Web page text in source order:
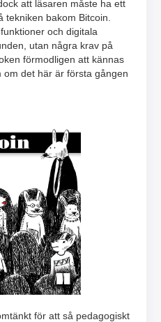
att läsaren måste ha ett
bakom Bitcoin.
och digitala
utan några krav på
förmodligen att kännas
det här är första gången
för att så pedagogiskt